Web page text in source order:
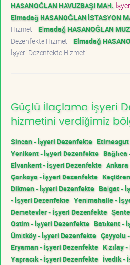
HASANOĞLAN HAVUZBAŞI MAH.
Elmadağ HASANOĞLAN İSTASYON
Hizmeti Elmadağ HASANOĞLAN
Dezenfekte Hizmeti Elmadağ
İşyeri Dezenfekte Hizmeti
Güçlü İlaçlama İşyeri
hizmetini verdiğimiz
Sincan - İşyeri Dezenfekte
Yenikent - İşyeri Dezenfekte Bağlıca
Elvankent - İşyeri Dezenfekte
Çankaya - İşyeri Dezenfekte
Dikmen - İşyeri Dezenfekte Balgat -
- İşyeri Dezenfekte Yenimahalle -
Demetevler - İşyeri Dezenfekte
Ostim - İşyeri Dezenfekte Batıkent -
Ümitköy - İşyeri Dezenfekte Çayyolu
Eryaman - İşyeri Dezenfekte Kızılay
Yapracık - İşyeri Dezenfekte İvedik -